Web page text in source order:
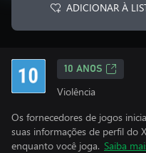
ADICIONAR À
10 ANOS
Violência
Os fornecedores de jogos
suas informações de perfil do
enquanto você joga. Saiba